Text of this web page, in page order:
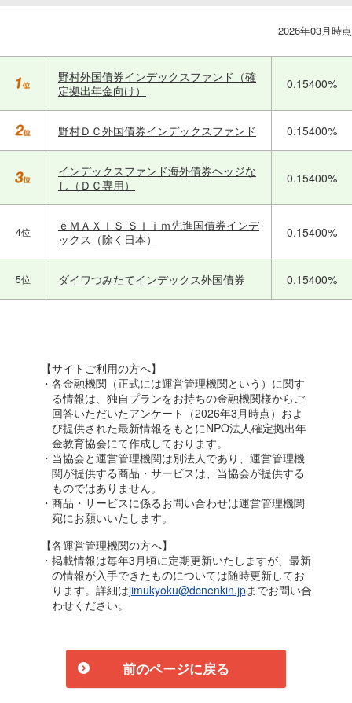
2026年03月時点
野村外国債券インデックスファンド（確
定拠出年金向け）
0.15400%
野村ＤＣ外国債券インデックスファンド 0.15400%
インデックスファンド海外債券ヘッジな
し（ＤＣ専用）
0.15400%
4位
ｅＭＡＸＩＳ Ｓｌｉｍ先進国債券インデ
ックス（除く日本）
0.15400%
5位 ダイワつみたてインデックス外国債券 0.15400%
【サイトご利用の方へ】
・各金融機関（正式には運営管理機関という）に関す
る情報は、独自プランをお持ちの金融機関様からご
回答いただいたアンケート（2026年3月時点）およ
び提供された最新情報をもとにNPO法人確定拠出年
金教育協会にて作成しております。
・当協会と運営管理機関は別法人であり、運営管理機
関が提供する商品・サービスは、当協会が提供する
ものではありません。
・商品・サービスに係るお問い合わせは運営管理機関
宛にお願いいたします。
【各運営管理機関の方へ】
・掲載情報は毎年3月頃に定期更新いたしますが、最新
の情報が入手できたものについては随時更新してお
ります。詳細はjimukyoku@dcnenkin.jpまでお問い合
わせください。
前のページに戻る